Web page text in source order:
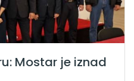
Mostar je iznad